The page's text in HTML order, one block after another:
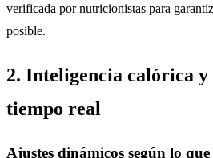
verificada por nutricionistas para
posible.
2. Inteligencia calórica y
tiempo real
Ajustes dinámicos según lo